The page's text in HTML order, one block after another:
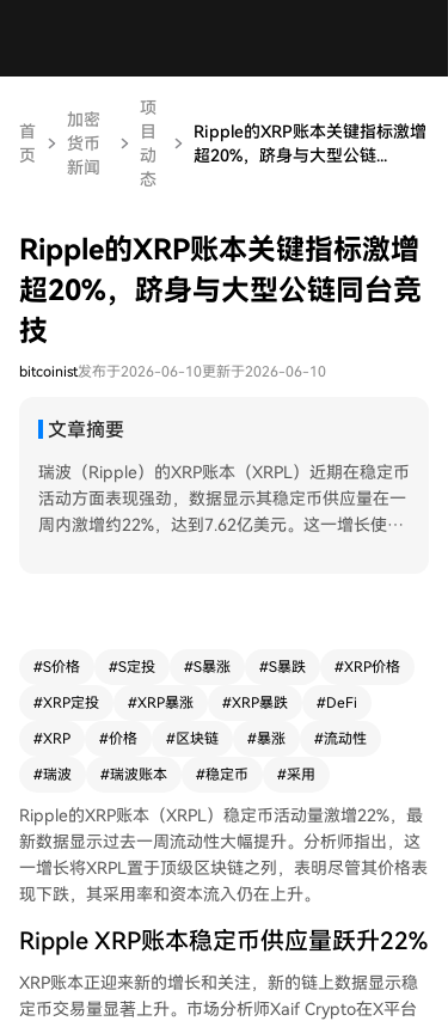
首
页
加密
货币
新闻
项
目
动
态
Ripple的XRP账本关键指标激增
超20%，跻身与大型公链...
Ripple的XRP账本关键指标激增
超20%，跻身与大型公链同台竞
技
bitcoinist发布于2026-06-10更新于2026-06-10
文章摘要
瑞波（Ripple）的XRP账本（XRPL）近期在稳定币
活动方面表现强劲，数据显示其稳定币供应量在一
周内激增约22%，达到7.62亿美元。这一增长使XR
吸引流动性方面的竞争优势。此外，过去30天内X
于持续扩张趋势中。 尽管链上活动活跃，XRP价格
近期仍面临压力，过去24小时内下跌约5%，交易
剂，推动XRP价格大幅上涨，长期目标看至15-18
美元区间。
#S价格 #S定投 #S暴涨 #S暴跌 #XRP价格
#XRP定投 #XRP暴涨 #XRP暴跌 #DeFi
#XRP #价格 #区块链 #暴涨 #流动性
#瑞波 #瑞波账本 #稳定币 #采用
Ripple的XRP账本（XRPL）稳定币活动量激增22%，最
新数据显示过去一周流动性大幅提升。分析师指出，这
一增长将XRPL置于顶级区块链之列，表明尽管其价格表
现下跌，其采用率和资本流入仍在上升。
Ripple XRP账本稳定币供应量跃升22%
XRP账本正迎来新的增长和关注，新的链上数据显示稳
定币交易量显著上升。市场分析师Xaif Crypto在X平台